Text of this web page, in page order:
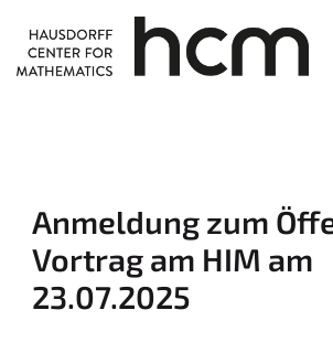
Anmeldung zum
Vortrag am HIM am
23.07.2025